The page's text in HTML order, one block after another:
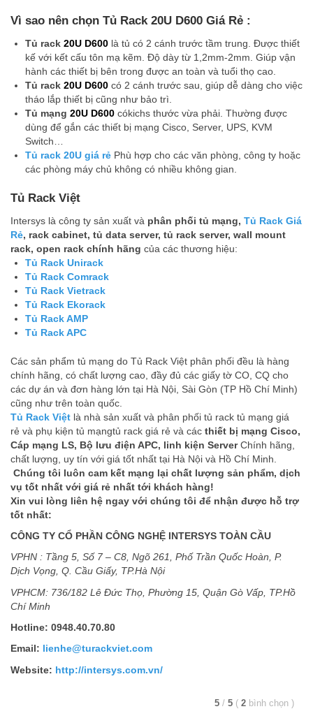
Vì sao nên chọn Tủ Rack 20U D600 Giá Rẻ :
Tủ rack 20U D600là tủ có 2 cánh trước tầm trung. Được thiết
kế với kết cấu tôn mạ kẽm. Độ dày từ 1,2mm-2mm. Giúp vận
hành các thiết bị bên trong được an toàn và tuổi thọ cao.
Tủ rack 20U D600có 2 cánh trước sau, giúp dễ dàng cho việc
tháo lắp thiết bị cũng như bảo trì.
Tủ mạng 20U D600cókichs thước vừa phải. Thường được
dùng để gắn các thiết bị mạng Cisco, Server, UPS, KVM
Switch…
Tủ rack 20U giá rẻ Phù hợp cho các văn phòng, công ty hoặc
các phòng máy chủ không có nhiều không gian.
Tủ Rack Việt
Intersys là công ty sản xuất và phân phối tủ mạng, Tủ Rack Giá
Rẻ, rack cabinet, tủ data server, tủ rack server, wall mount
rack, open rack chính hãng của các thương hiệu:
Tủ Rack Unirack
Tủ Rack Comrack
Tủ Rack Vietrack
Tủ Rack Ekorack
Tủ Rack AMP
Tủ Rack APC
Các sản phẩm tủ mạng do Tủ Rack Việt phân phối đều là hàng
chính hãng, có chất lượng cao, đầy đủ các giấy tờ CO, CQ cho
các dự án và đơn hàng lớn tại Hà Nội, Sài Gòn (TP Hồ Chí Minh)
cũng như trên toàn quốc.
Tủ Rack Việt là nhà sản xuất và phân phối tủ rack tủ mạng giá
rẻ và phụ kiện tủ mạngtủ rack giá rẻ và các thiết bị mạng Cisco,
Cáp mạng LS, Bộ lưu điện APC, linh kiện ServerChính hãng,
chất lượng, uy tín với giá tốt nhất tại Hà Nội và Hồ Chí Minh.
Chúng tôi luôn cam kết mạng lại chất lượng sản phẩm, dịch
vụ tốt nhất với giá rẻ nhất tới khách hàng!
Xin vui lòng liên hệ ngay với chúng tôi để nhận được hỗ trợ
tốt nhất:
CÔNG TY CỔ PHẦN CÔNG NGHỆ INTERSYS TOÀN CẦU
VPHN : Tầng 5, Số 7 – C8, Ngõ 261, Phố Trần Quốc Hoàn, P.
Dịch Vọng, Q. Cầu Giấy, TP.Hà Nội
VPHCM: 736/182 Lê Đức Thọ, Phường 15, Quận Gò Vấp, TP.Hồ
Chí Minh
Hotline: 0948.40.70.80
Email: lienhe@turackviet.com
Website: http://intersys.com.vn/
5 / 5 ( 2 bình chọn )